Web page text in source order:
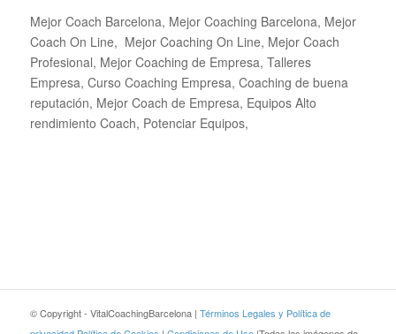
Mejor Coach Barcelona, Mejor Coaching Barcelona, Mejor
Coach On Line, Mejor Coaching On Line, Mejor Coach
Profesional, Mejor Coaching de Empresa, Talleres
Empresa, Curso Coaching Empresa, Coaching de buena
reputación, Mejor Coach de Empresa, Equipos Alto
rendimiento Coach, Potenciar Equipos,
© Copyright - VitalCoachingBarcelona | Términos Legales y Política de